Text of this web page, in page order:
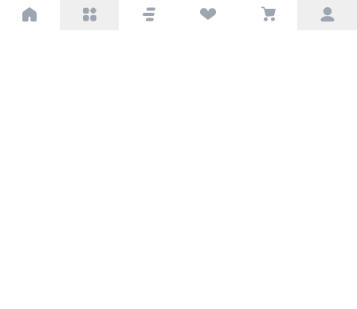
პარტნიორებისთვის